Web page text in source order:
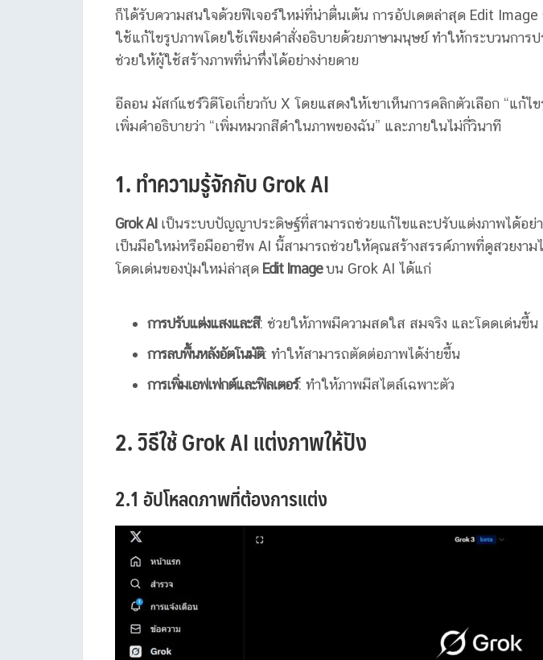
ก็ได้รับความสนใจด้วยฟีเจอร์ใหม่ที่น่าตื่นเต้น การอัปเดตล่าสุด Edit
ใช้แก้ไขรูปภาพโดยใช้เพียงคำสั่งอธิบายด้วยภาษามนุษย์ ทำให้กระบวนการ
ช่วยให้ผู้ใช้สร้างภาพที่น่าทึ่งได้อย่างง่ายดาย
อีลอน มัสก์แชร์วิดีโอเกี่ยวกับ X โดยแสดงให้เขาเห็นการคลิกตัวเลือก “แก้ไ
เพิ่มคำอธิบายว่า “เพิ่มหมวกสีดำในภาพของฉัน” และภายในไม่กี่วินาที
1. ทำความรู้จักกับ Grok AI
Grok AI เป็นระบบปัญญาประดิษฐ์ที่สามารถช่วยแก้ไขและปรับแต่งภาพได้อย่
เป็นมือใหม่หรือมืออาชีพ AI นี้สามารถช่วยให้คุณสร้างสรรค์ภาพที่ดูสวยงาม
โดดเด่นของปุ่มใหม่ล่าสุด Edit Imageบน Grok AI ได้แก่
การปรับแต่งแสงและสี: ช่วยให้ภาพมีความสดใส สมจริง และโดดเด่นขึ้น
การลบพื้นหลังอัตโนมัติ: ทำให้สามารถตัดต่อภาพได้ง่ายขึ้น
การเพิ่มเอฟเฟกต์และฟิลเตอร์: ทำให้ภาพมีสไตล์เฉพาะตัว
2. วิธีใช้ Grok AI แต่งภาพให้ปัง
2.1 อัปโหลดภาพที่ต้องการแต่ง